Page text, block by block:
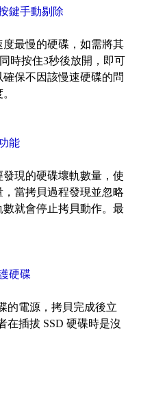
鍵手動剔除
最慢的硬碟，如需將其
時按住3秒後放開，即可
保不因該慢速硬碟的問
能
現的硬碟壞軌數量，使
當拷貝過程發現並忽略
就會停止拷貝動作。最
硬碟
的電源，拷貝完成後立
在插拔 SSD 硬碟時是沒